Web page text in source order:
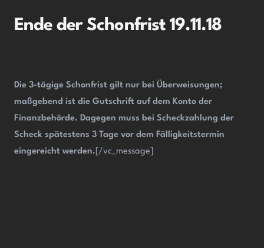
Ende der Schonfrist 19.11.18
Die 3-tägige Schonfrist gilt nur bei Überweisungen;
maßgebend ist die Gutschrift auf dem Konto der
Finanzbehörde. Dagegen muss bei Scheckzahlung der
Scheck spätestens 3 Tage vor dem Fälligkeitstermin
eingereicht werden. [/vc_message]